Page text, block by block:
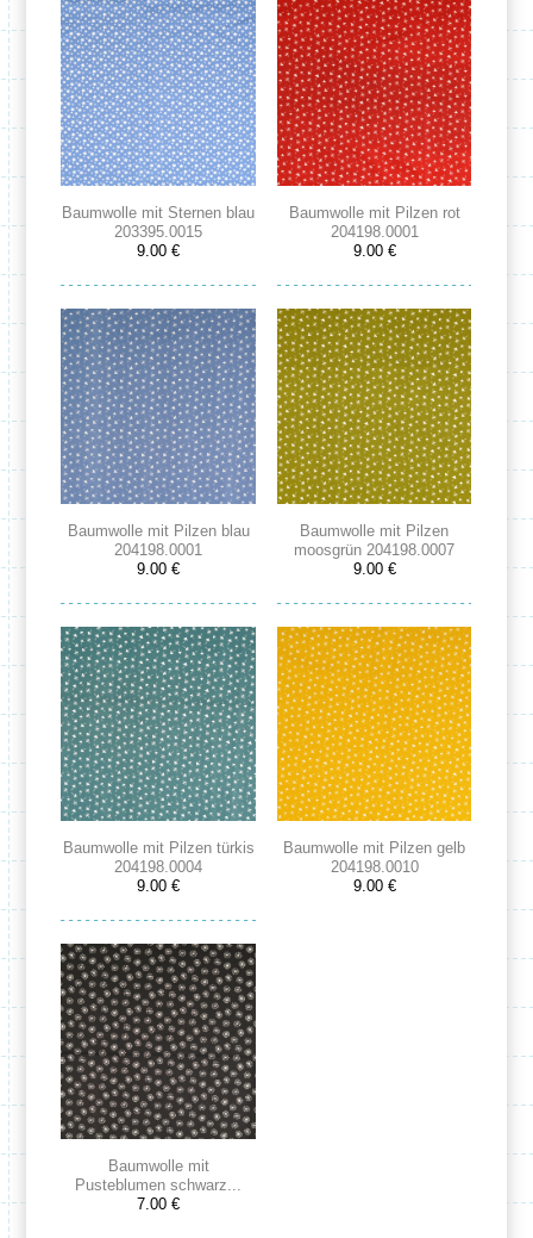
Baumwolle mit Sternen blau
203395.0015
9.00 €
Baumwolle mit Pilzen rot
204198.0001
9.00 €
Baumwolle mit Pilzen blau
204198.0001
9.00 €
Baumwolle mit Pilzen
moosgrün 204198.0007
9.00 €
Baumwolle mit Pilzen türkis
204198.0004
9.00 €
Baumwolle mit Pilzen gelb
204198.0010
9.00 €
Baumwolle mit
Pusteblumen schwarz...
7.00 €